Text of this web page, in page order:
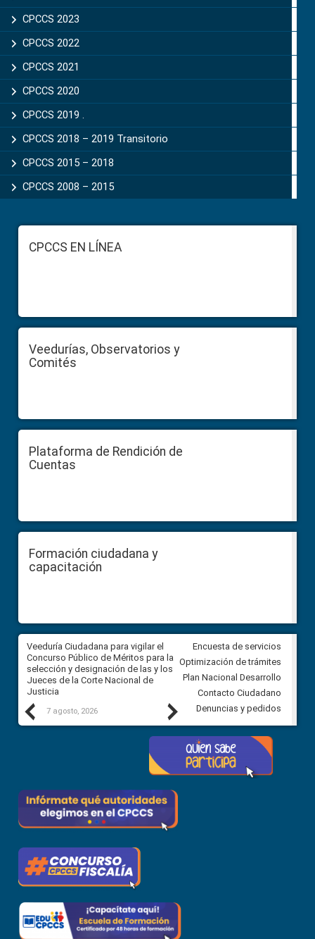
CPCCS 2023
CPCCS 2022
CPCCS 2021
CPCCS 2020
CPCCS 2019 .
CPCCS 2018 – 2019 Transitorio
CPCCS 2015 – 2018
CPCCS 2008 – 2015
FooterCPCCS EN LÍNEA
Veedurías, Observatorios y
Comités
Plataforma de Rendición de
Cuentas
Formación ciudadana y
capacitación
Previous
Veeduría Ciudadana para vigilar el
Concurso Público de Méritos para la
selección y designación de las y los
Jueces de la Corte Nacional de
Justicia
7 agosto, 2026
Veeduría para realizar el
seguimiento de la gestión
Autónomo Descentralizado
parroquial rural de Calacalí
6 agosto, 2026
Next
Encuesta de servicios
Optimización de trámites
Plan Nacional Desarrollo
Contacto Ciudadano
Denuncias y pedidos